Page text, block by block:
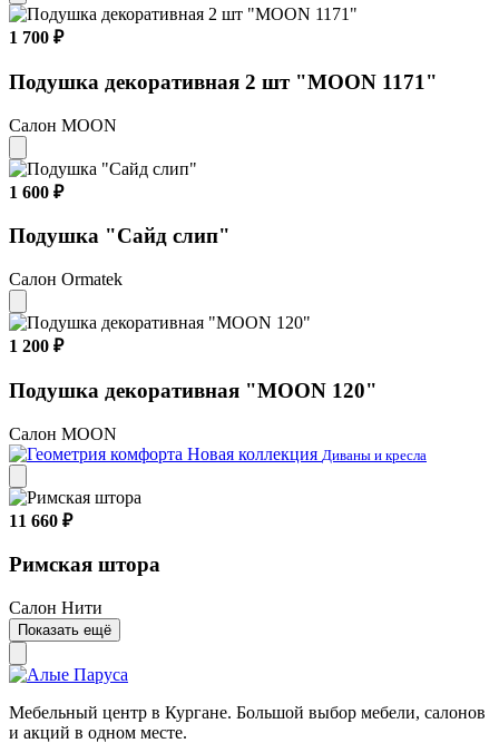
1 700 ₽
Подушка декоративная 2 шт "MOON 1171"
Салон MOON
1 600 ₽
Подушка "Сайд слип"
Салон Ormatek
1 200 ₽
Подушка декоративная "MOON 120"
Салон MOON
Новая коллекция Диваны и кресла
11 660 ₽
Римская штора
Салон Нити
Показать ещё
Мебельный центр в Кургане. Большой выбор мебели, салонов
и акций в одном месте.